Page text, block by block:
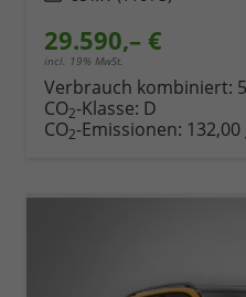
29.590,– €
incl. 19% MwSt.
Verbrauch kombiniert:
CO2-Klasse: D
CO2-Emissionen: